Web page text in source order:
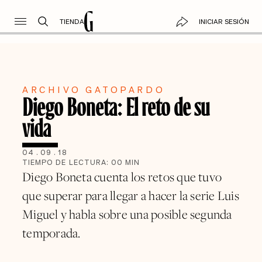
TIENDA INICIAR SESIÓN
ARCHIVO GATOPARDO
Diego Boneta: El reto de su
vida
04 . 09 . 18
TIEMPO DE LECTURA: 00 MIN
Diego Boneta cuenta los retos que tuvo
que superar para llegar a hacer la serie Luis
Miguel y habla sobre una posible segunda
temporada.